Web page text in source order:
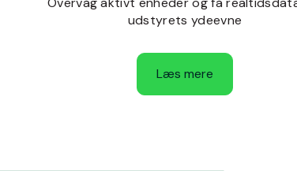
udstyrets ydeevne
Læs mere